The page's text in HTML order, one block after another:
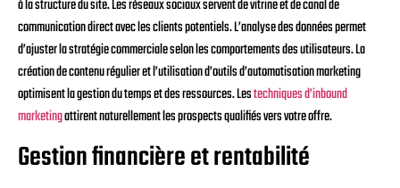
à la structure du site. Les réseaux sociaux servent de vitrine et de canal de
communication direct avec les clients potentiels. L’analyse des données permet
d’ajuster la stratégie commerciale selon les comportements des utilisateurs. La
création de contenu régulier et l’utilisation d’outils d’automatisation marketing
optimisent la gestion du temps et des ressources. Lestechniques d’inbound
marketingattirent naturellement les prospects qualifiés vers votre offre.
Gestion financière et rentabilité